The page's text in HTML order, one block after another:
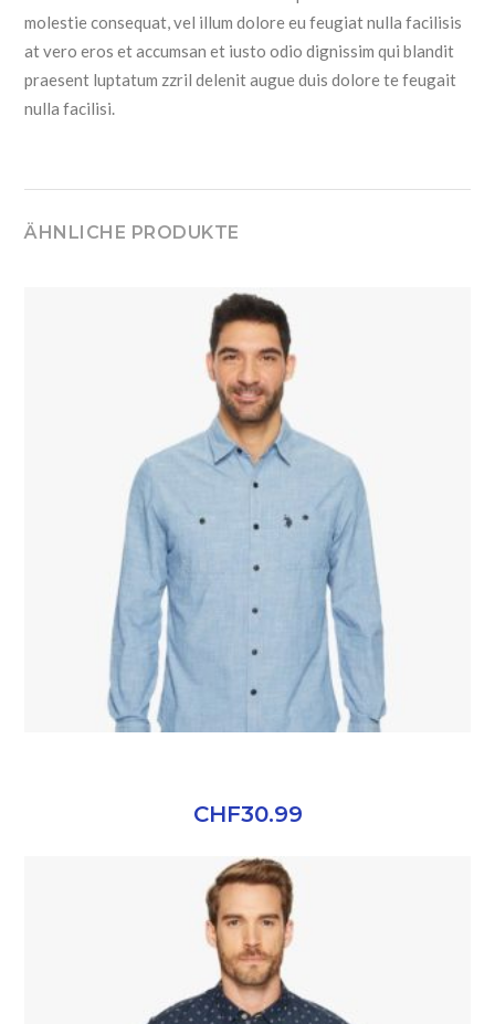
molestie consequat, vel illum dolore eu feugiat nulla facilisis
at vero eros et accumsan et iusto odio dignissim qui blandit
praesent luptatum zzril delenit augue duis dolore te feugait
nulla facilisi.
ÄHNLICHE PRODUKTE
CHF30.99